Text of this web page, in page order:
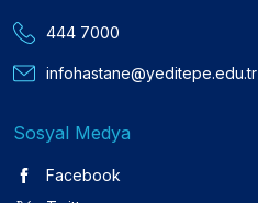
444 7000
infohastane@yeditepe.edu.tr
Sosyal Medya
Facebook